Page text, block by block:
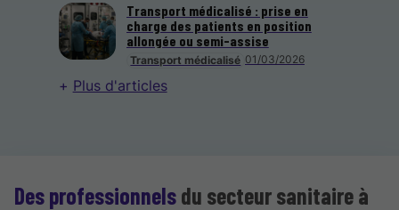
Transport médicalisé 01/03/2026
Transport médicalisé : prise en
charge des patients en position
allongée ou semi-assise
Plus d'articles
Des professionnelsdu secteur sanitaire à